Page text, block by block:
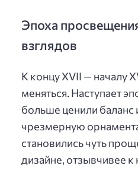
Эпоха
взглядов
К концу XVII — началу
меняться. Наступает
больше ценили
чрезмерную
становились чуть
дизайне, отзывчивее